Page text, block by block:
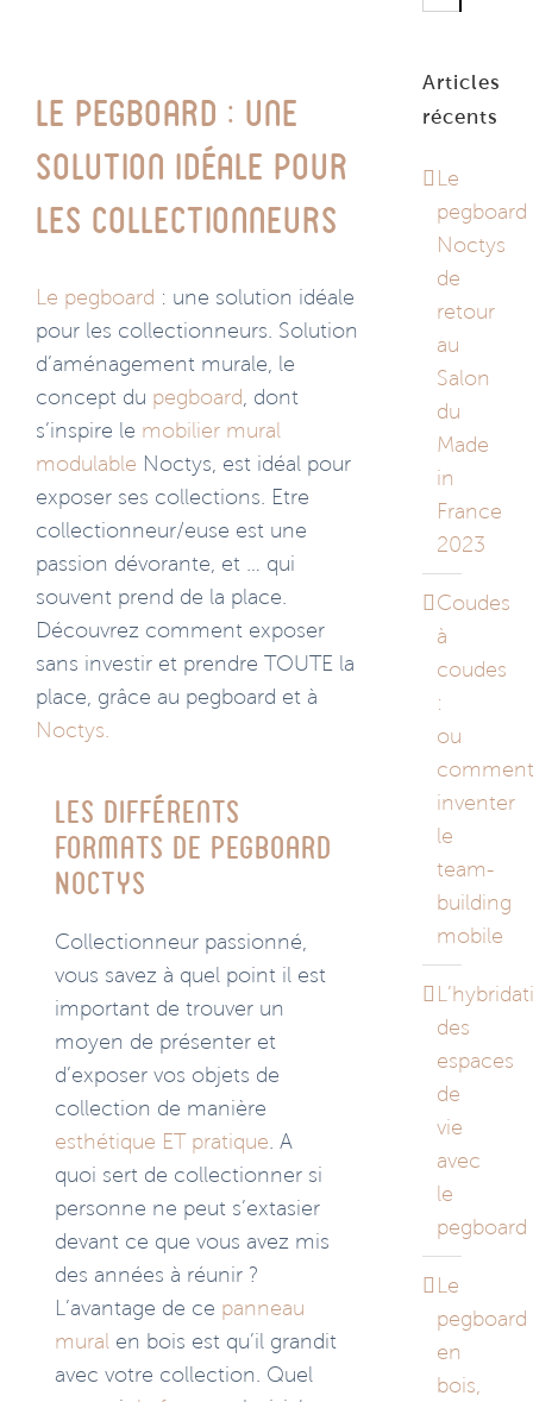
Le pegboard : une
solution idéale pour
les collectionneurs
Le pegboard : une solution idéale
pour les collectionneurs. Solution
d’aménagement murale, le
concept du pegboard , dont
s’inspire le mobilier mural
modulable Noctys, est idéal pour
exposer ses collections. Etre
collectionneur/euse est une
passion dévorante, et … qui
souvent prend de la place.
Découvrez comment exposer
sans investir et prendre TOUTE la
place, grâce au pegboard et à
Noctys.
Les différents
formats de pegboard
Noctys
Collectionneur passionné,
vous savez à quel point il est
important de trouver un
moyen de présenter et
d’exposer vos objets de
collection de manière
esthétique ET pratique . A
quoi sert de collectionner si
personne ne peut s’extasier
devant ce que vous avez mis
des années à réunir ?
L’avantage de ce panneau
mural en bois est qu’il grandit
avec votre collection. Quel
Articles
récents
Le
pegboard
Noctys
de
retour
au
Salon
du
Made
in
France
2023
Coudes
à
coudes
:
ou
comment
inventer
le
team-
building
mobile
des
espaces
de
vie
avec
le
pegboard
Le
pegboard
en
bois,